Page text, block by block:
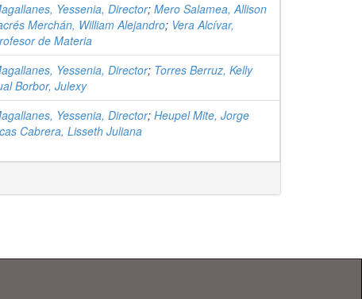
Yessenia, Director; Mero Salamea, Allison
Merchán, William Alejandro; Vera Alcívar,
de Materia
Yessenia, Director; Torres Berruz, Kelly
Borbor, Julexy
Yessenia, Director; Heupel Mite, Jorge
Cabrera, Lisseth Juliana